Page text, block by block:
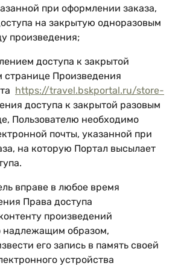
при оформлении заказа,
на закрытую одноразовым
произведения;
доступа к закрытой
странице Произведения
https://travel.bskportal.ru/store-
доступа к закрытой разовым
Пользователю необходимо
почты, указанной при
на которую Портал высылает
вправе в любое время
Права доступа
произведений
надлежащим образом,
его запись в память своей
устройства